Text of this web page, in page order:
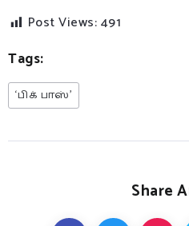
Post Views:491
Tags:
‘பிக் பாஸ்’
Share